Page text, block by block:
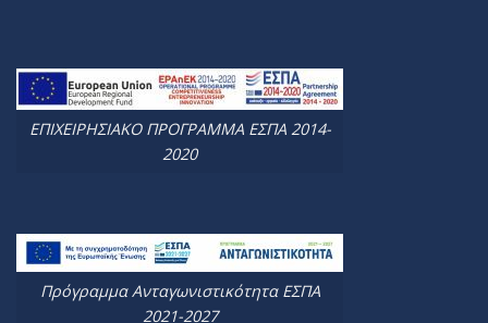
ΕΠΙΧΕΙΡΗΣΙΑΚΟ ΠΡΟΓΡΑΜΜΑ ΕΣΠΑ 2014-
2020
Πρόγραμμα Ανταγωνιστικότητα ΕΣΠΑ
2021-2027